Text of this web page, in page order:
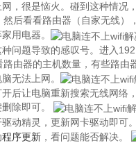
，很是恼火。碰到这种情况
然后看看路由器（自家无线）
用电器。
问题导致的感叹号。进入
路由器的主机数量，有些路由
无法上网。
后让电脑重新搜索无线网络，
除即可。
动精灵，更新网卡驱动即可。
程序更新，看问题能否解决。